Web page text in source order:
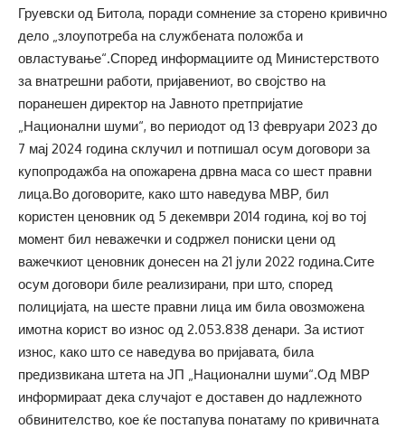
Груевски од Битола, поради сомнение за сторено кривично
дело „злоупотреба на службената положба и
овластување“.Според информациите од Министерството
за внатрешни работи, пријавениот, во својство на
поранешен директор на Јавното претпријатие
„Национални шуми“, во периодот од 13 февруари 2023 до
7 мај 2024 година склучил и потпишал осум договори за
купопродажба на опожарена дрвна маса со шест правни
лица.Во договорите, како што наведува МВР, бил
користен ценовник од 5 декември 2014 година, кој во тој
момент бил неважечки и содржел пониски цени од
важечкиот ценовник донесен на 21 јули 2022 година.Сите
осум договори биле реализирани, при што, според
полицијата, на шесте правни лица им била овозможена
имотна корист во износ од 2.053.838 денари. За истиот
износ, како што се наведува во пријавата, била
предизвикана штета на ЈП „Национални шуми“.Од МВР
информираат дека случајот е доставен до надлежното
обвинителство, кое ќе постапува понатаму по кривичната